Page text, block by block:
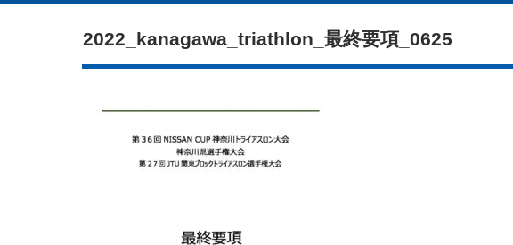
2022_kanagawa_triathlon_最終要項_0625